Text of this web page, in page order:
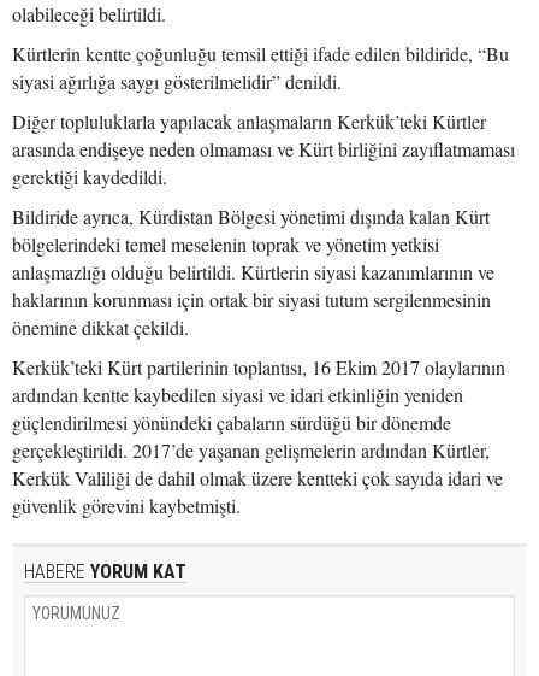
olabileceği belirtildi.
Kürtlerin kentte çoğunluğu temsil ettiği ifade edilen bildiride, “Bu
siyasi ağırlığa saygı gösterilmelidir” denildi.
Diğer topluluklarla yapılacak anlaşmaların Kerkük’teki Kürtler
arasında endişeye neden olmaması ve Kürt birliğini zayıflatmaması
gerektiği kaydedildi.
Bildiride ayrıca, Kürdistan Bölgesi yönetimi dışında kalan Kürt
bölgelerindeki temel meselenin toprak ve yönetim yetkisi
anlaşmazlığı olduğu belirtildi. Kürtlerin siyasi kazanımlarının ve
haklarının korunması için ortak bir siyasi tutum sergilenmesinin
önemine dikkat çekildi.
Kerkük’teki Kürt partilerinin toplantısı, 16 Ekim 2017 olaylarının
ardından kentte kaybedilen siyasi ve idari etkinliğin yeniden
güçlendirilmesi yönündeki çabaların sürdüğü bir dönemde
gerçekleştirildi. 2017’de yaşanan gelişmelerin ardından Kürtler,
Kerkük Valiliği de dahil olmak üzere kentteki çok sayıda idari ve
güvenlik görevini kaybetmişti.
HABERE YORUM KAT